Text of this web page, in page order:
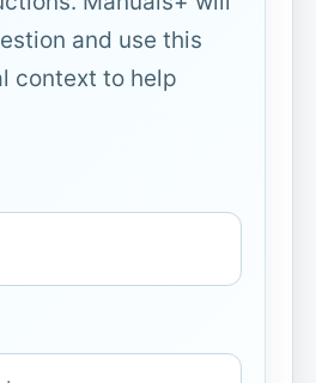
and use this
context to help